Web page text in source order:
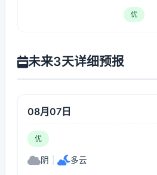
优
未来3天详细预报
08月07日
优
阴 多云